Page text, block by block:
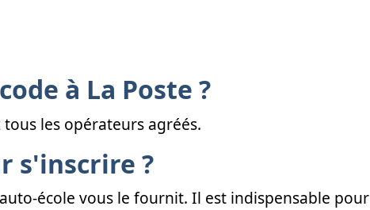
à La Poste ?
les opérateurs agréés.
s'inscrire ?
école vous le fournit. Il est indispensable pour